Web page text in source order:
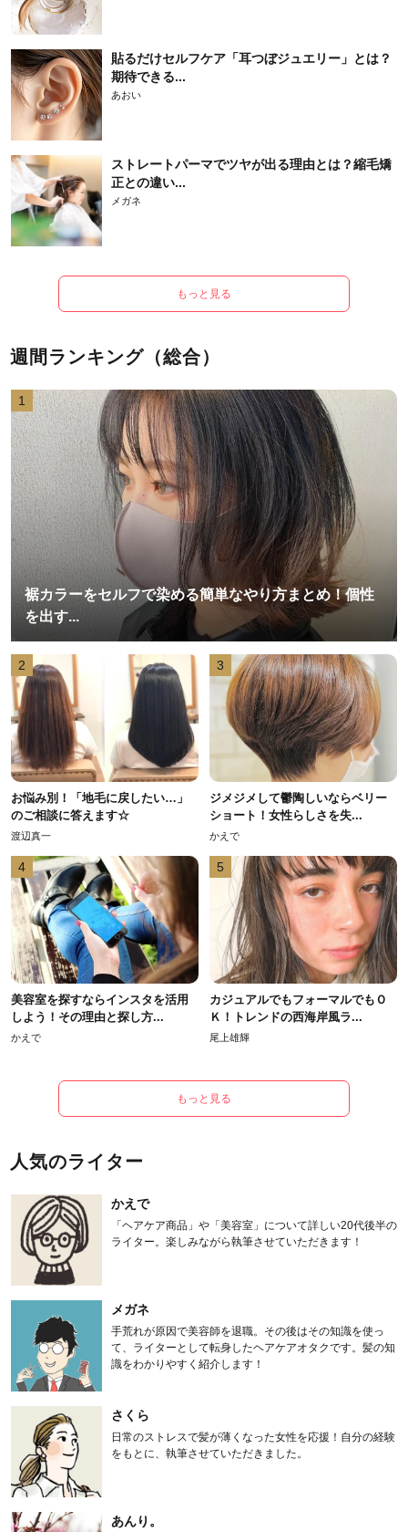
貼るだけセルフケア「耳つぼジュエリー」とは？
期待できる...
あおい
ストレートパーマでツヤが出る理由とは？縮毛矯
正との違い...
メガネ
もっと見る
週間ランキング（総合）
1
裾カラーをセルフで染める簡単なやり方まとめ！個性
を出す...
2
お悩み別！「地毛に戻したい…」
のご相談に答えます☆
渡辺真一
3
ジメジメして鬱陶しいならベリー
ショート！女性らしさを失...
かえで
4
美容室を探すならインスタを活用
しよう！その理由と探し方...
かえで
5
カジュアルでもフォーマルでもＯ
Ｋ！トレンドの西海岸風ラ...
尾上雄輝
もっと見る
人気のライター
かえで
「ヘアケア商品」や「美容室」について詳しい20代後半の
ライター。楽しみながら執筆させていただきます！
メガネ
手荒れが原因で美容師を退職。その後はその知識を使っ
て、ライターとして転身したヘアケアオタクです。髪の知
識をわかりやすく紹介します！
さくら
日常のストレスで髪が薄くなった女性を応援！自分の経験
をもとに、執筆させていただきました。
あんり。